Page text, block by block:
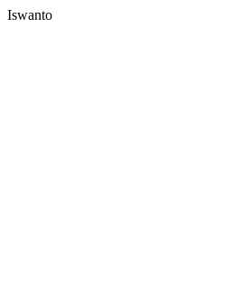
Iswanto